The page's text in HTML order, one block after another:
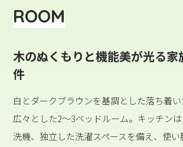
ROOM
木のぬくもりと機能美が光る
件
白とダークブラウンを基調とした落ち着
広々とした2〜3ベッドルーム。キッチン
洗機、独立した洗濯スペースを備え、使